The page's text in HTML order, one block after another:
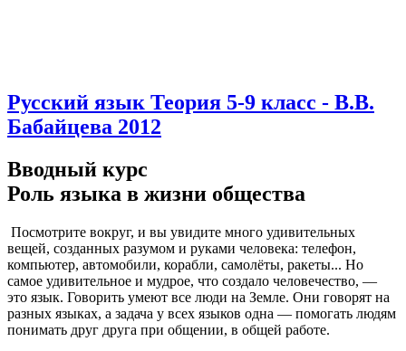
Русский язык Теория 5-9 класс - В.В.
Бабайцева 2012
Вводный курс
Роль языка в жизни общества
Посмотрите вокруг, и вы увидите много удивительных
вещей, созданных разумом и руками человека: телефон,
компьютер, автомобили, корабли, самолёты, ракеты... Но
самое удивительное и мудрое, что создало человечество, —
это язык. Говорить умеют все люди на Земле. Они говорят на
разных языках, а задача у всех языков одна — помогать людям
понимать друг друга при общении, в общей работе.